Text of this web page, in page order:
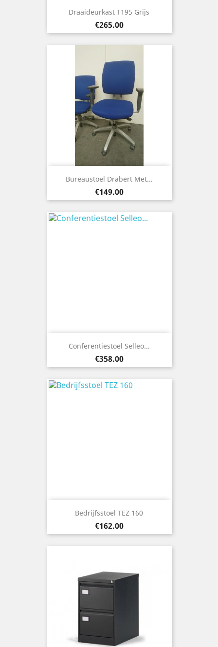
Draaideurkast T195 Grijs
Price
€265.00
Bureaustoel Drabert Met...
Price
€149.00
Conferentiestoel Selleo...
Price
€358.00
Bedrijfsstoel TEZ 160
Price
€162.00